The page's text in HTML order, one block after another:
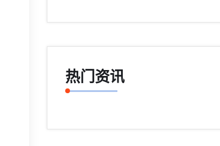
热门资讯